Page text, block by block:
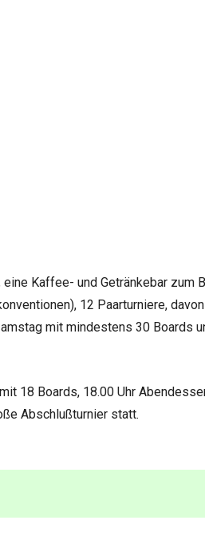
Kaffee- und Getränkebar zum
12 Paarturniere,
mit mindestens 30 Boards
18 Boards, 18.00 Uhr
Abschlußturnier statt.